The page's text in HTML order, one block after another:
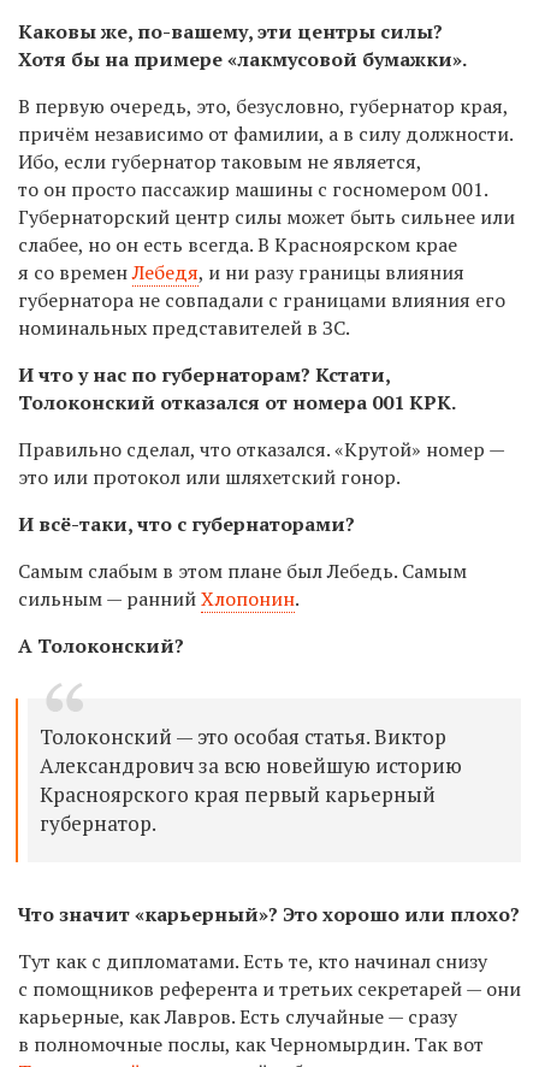
Каковы же, по-вашему, эти центры силы?
Хотя бы на примере «лакмусовой бумажки».
В первую очередь, это, безусловно, губернатор края,
причём независимо от фамилии, а в силу должности.
Ибо, если губернатор таковым не является,
то он просто пассажир машины с госномером 001.
Губернаторский центр силы может быть сильнее или
слабее, но он есть всегда. В Красноярском крае
я со временЛебедя, и ни разу границы влияния
губернатора не совпадали с границами влияния его
номинальных представителей в ЗС.
И что у нас по губернаторам? Кстати,
Толоконский отказался от номера 001 КРК.
Правильно сделал, что отказался. «Крутой» номер —
это или протокол или шляхетский гонор.
И всё-таки, что с губернаторами?
Самым слабым в этом плане был Лебедь. Самым
сильным — раннийХлопонин.
А Толоконский?
Толоконский — это особая статья. Виктор
Александрович за всю новейшую историю
Красноярского края первый карьерный
губернатор.
Что значит «карьерный»? Это хорошо или плохо?
Тут как с дипломатами. Есть те, кто начинал снизу
с помощников референта и третьих секретарей — они
карьерные, как Лавров. Есть случайные — сразу
в полномочные послы, как Черномырдин. Так вот